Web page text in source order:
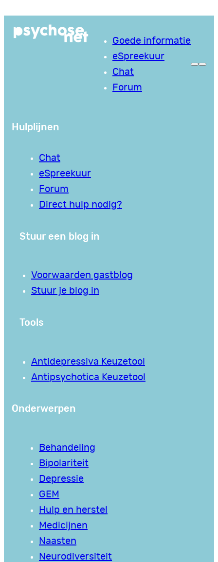
naar
Goede informatie
eSpreekuur
Chat
Forum
Hulplijnen
Chat
eSpreekuur
Forum
Direct hulp nodig?
Stuur een blog in
Voorwaarden gastblog
Stuur je blog in
Tools
Antidepressiva Keuzetool
Antipsychotica Keuzetool
Onderwerpen
Behandeling
Bipolariteit
Depressie
GEM
Hulp en herstel
Medicijnen
Naasten
Neurodiversiteit